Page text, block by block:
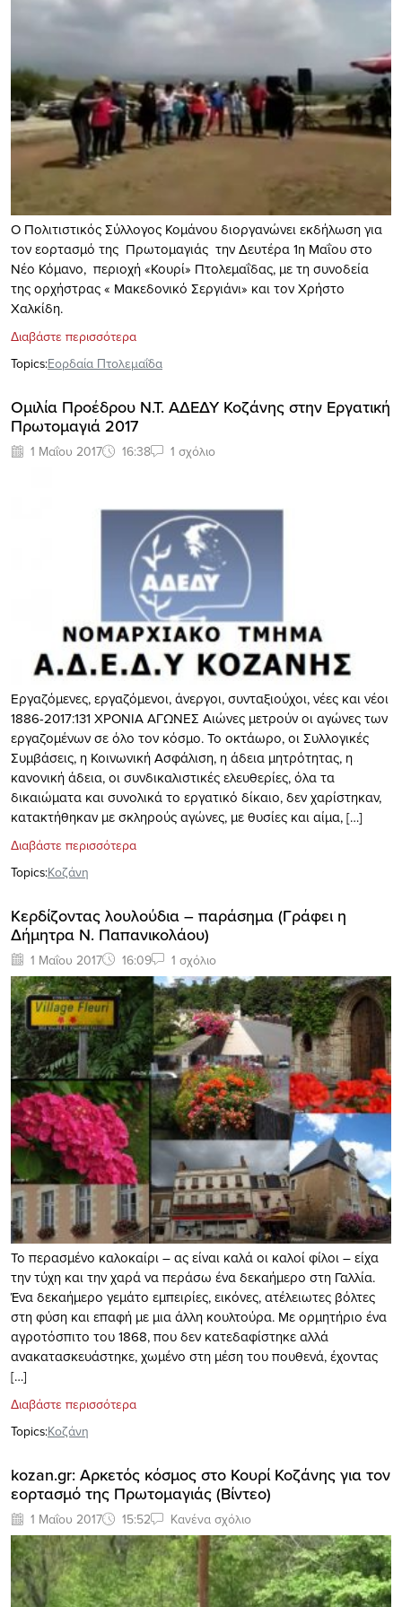
Ο Πολιτιστικός Σύλλογος Κομάνου διοργανώνει εκδήλωση για
τον εορτασμό της Πρωτομαγιάς την Δευτέρα 1η Μαΐου στο
Νέο Κόμανο, περιοχή «Κουρί» Πτολεμαΐδας, με τη συνοδεία
της ορχήστρας « Μακεδονικό Σεργιάνι» και τον Χρήστο
Χαλκίδη.
Διαβάστε περισσότερα
Topics:Εορδαία Πτολεμαΐδα
Ομιλία Προέδρου Ν.Τ. ΑΔΕΔΥ Κοζάνης στην Εργατική
Πρωτομαγιά 2017
1 Μαΐου 2017 16:38 1 σχόλιο
Εργαζόμενες, εργαζόμενοι, άνεργοι, συνταξιούχοι, νέες και νέοι
1886-2017:131 ΧΡΟΝΙΑ ΑΓΩΝΕΣ Αιώνες μετρούν οι αγώνες των
εργαζομένων σε όλο τον κόσμο. Το οκτάωρο, οι Συλλογικές
Συμβάσεις, η Κοινωνική Ασφάλιση, η άδεια μητρότητας, η
κανονική άδεια, οι συνδικαλιστικές ελευθερίες, όλα τα
δικαιώματα και συνολικά το εργατικό δίκαιο, δεν χαρίστηκαν,
κατακτήθηκαν με σκληρούς αγώνες, με θυσίες και αίμα, […]
Διαβάστε περισσότερα
Topics:Κοζάνη
Κερδίζοντας λουλούδια – παράσημα (Γράφει η
Δήμητρα Ν. Παπανικολάου)
1 Μαΐου 2017 16:09 1 σχόλιο
Το περασμένο καλοκαίρι – ας είναι καλά οι καλοί φίλοι – είχα
την τύχη και την χαρά να περάσω ένα δεκαήμερο στη Γαλλία.
Ένα δεκαήμερο γεμάτο εμπειρίες, εικόνες, ατέλειωτες βόλτες
στη φύση και επαφή με μια άλλη κουλτούρα. Με ορμητήριο ένα
αγροτόσπιτο του 1868, που δεν κατεδαφίστηκε αλλά
ανακατασκευάστηκε, χωμένο στη μέση του πουθενά, έχοντας
[…]
Διαβάστε περισσότερα
Topics:Κοζάνη
kozan.gr: Αρκετός κόσμος στο Κουρί Κοζάνης για τον
εορτασμό της Πρωτομαγιάς (Βίντεο)
1 Μαΐου 2017 15:52 Κανένα σχόλιο